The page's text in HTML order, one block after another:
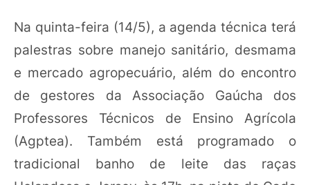
Na quinta-feira (14/5), a agenda técnica terá
palestras sobre manejo sanitário, desmama
e mercado agropecuário, além do encontro
de gestores da Associação Gaúcha dos
Professores Técnicos de Ensino Agrícola
(Agptea). Também está programado o
tradicional banho de leite das raças